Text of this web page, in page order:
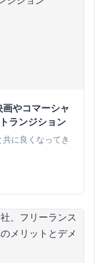
やコマーシャ
ランジション
に良くなってき